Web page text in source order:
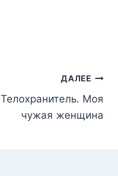
ДАЛЕЕ
Телохранитель. Моя
чужая женщина